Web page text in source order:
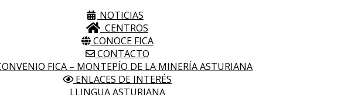
NOTICIAS
CENTROS
CONOCE FICA
CONTACTO
FICA – MONTEPÍO DE LA MINERÍA ASTURIANA
ENLACES DE INTERÉS
LLINGUA ASTURIANA